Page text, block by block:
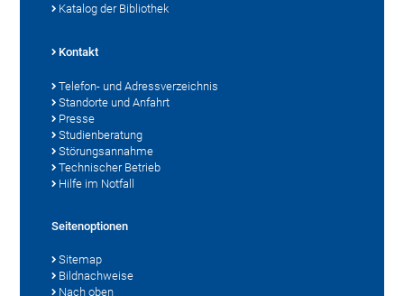
Katalog der Bibliothek
Kontakt
Telefon- und Adressverzeichnis
Standorte und Anfahrt
Presse
Studienberatung
Störungsannahme
Technischer Betrieb
Hilfe im Notfall
Seitenoptionen
Sitemap
Bildnachweise
Nach oben